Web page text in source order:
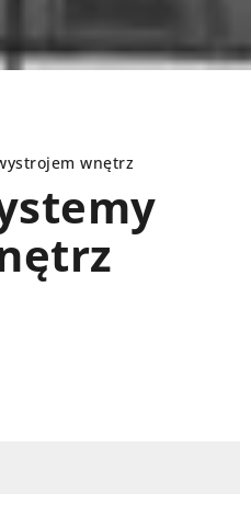
wnętrz
PORADY